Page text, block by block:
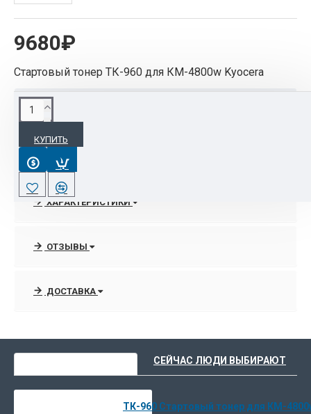
9680₽
Стартовый тонер ТК-960 для КМ-4800w Kyocera
КУПИТЬ
ОПИСАНИЕ
Стартовый тонер ТК-960 для КМ-4800w Kyocera
ХАРАКТЕРИСТИКИ
ОТЗЫВЫ
ДОСТАВКА
СЕЙЧАС ЛЮДИ ВЫБИРАЮТ
ТК-960 Стартовый тонер для КМ-